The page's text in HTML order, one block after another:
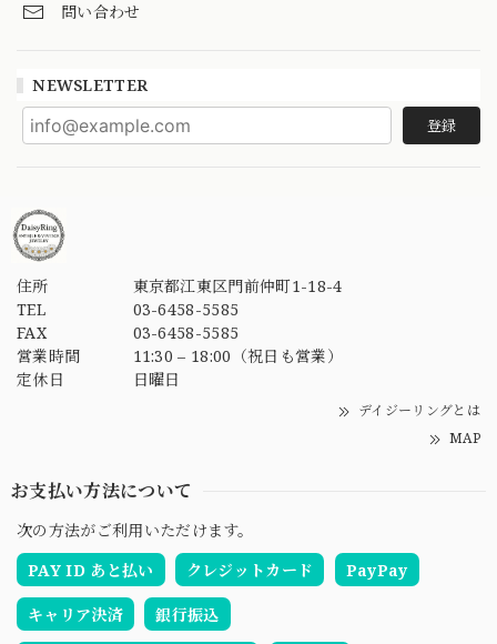
問い合わせ
NEWSLETTER
登録
住所
東京都江東区門前仲町1-18-4
TEL
03-6458-5585
FAX
03-6458-5585
営業時間
11:30 – 18:00（祝日も営業）
定休日
日曜日
デイジーリングとは
MAP
お支払い方法について
次の方法がご利用いただけます。
PAY ID あと払い
クレジットカード PayPay
キャリア決済 銀行振込